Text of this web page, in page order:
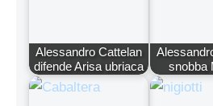
Alessandro Cattelan
difende Arisa ubriaca
snobba